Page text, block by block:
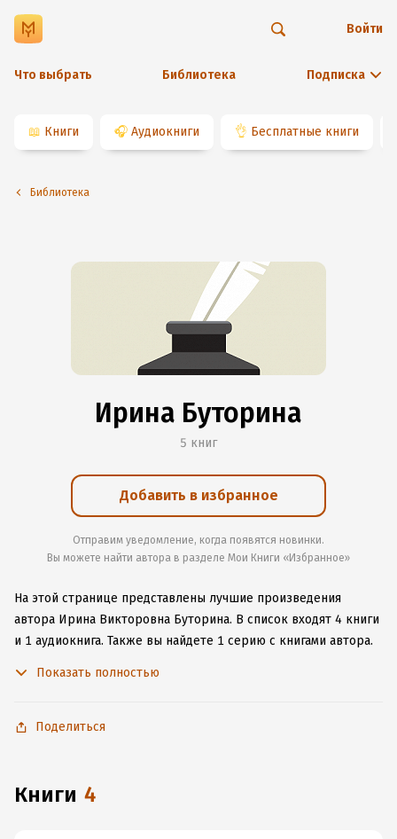
Что выбрать Библиотека Подписка
Войти
📖 Книги 🎧 Аудиокниги 👌 Бесплатные книги
Библиотека
Ирина Буторина
5 книг
Добавить в избранное
Отправим уведомление, когда появятся новинки.
Вы можете найти автора в разделе Мои Книги «Избранное»
На этой странице представлены лучшие произведения
автора Ирина Викторовна Буторина. В список входят 4 книги
и 1 аудиокнига. Также вы найдете 1 серию с книгами автора.
приложение для iOS или Android, чтобы не расставаться
Показать полностью
Поделиться
книги 4